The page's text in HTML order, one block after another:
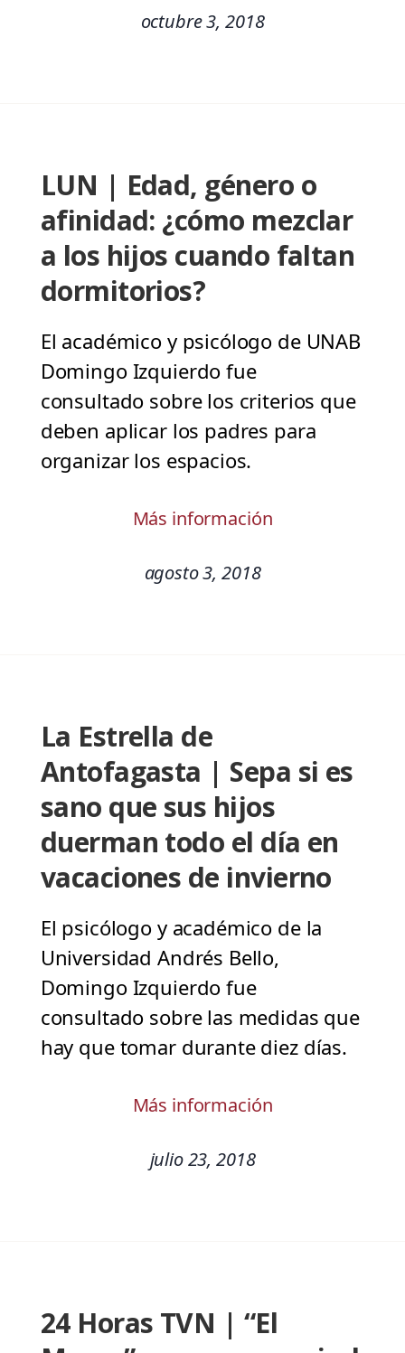
octubre 3, 2018
LUN | Edad, género o
afinidad: ¿cómo mezclar
a los hijos cuando faltan
dormitorios?
El académico y psicólogo de UNAB
Domingo Izquierdo fue
consultado sobre los criterios que
deben aplicar los padres para
organizar los espacios.
Más información
agosto 3, 2018
La Estrella de
Antofagasta | Sepa si es
sano que sus hijos
duerman todo el día en
vacaciones de invierno
El psicólogo y académico de la
Universidad Andrés Bello,
Domingo Izquierdo fue
consultado sobre las medidas que
hay que tomar durante diez días.
Más información
julio 23, 2018
24 Horas TVN | “El